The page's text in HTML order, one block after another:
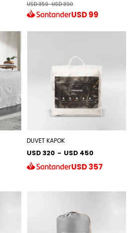
USD 350-USD 390
USD99
DUVET KAPOK
USD 320 - USD 450
USD357